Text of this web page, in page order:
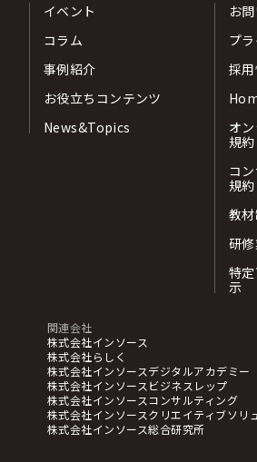
イベント
コラム
事例紹介
お役立ちコンテンツ
News&Topics
お
プ
採
オ
規約
コ
規約
教
研
特
示
関連会社
株式会社インソース
株式会社らしく
株式会社インソースデジタルアカデミー
株式会社インソースビジネスレップ
株式会社インソースコンサルティング
株式会社インソースクリエイティブソリ
株式会社インソース総合研究所